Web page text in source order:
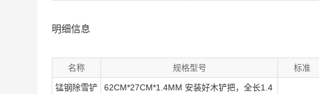
明细信息
名称 规格型号 标准
锰钢除雪铲 62CM*27CM*1.4MM 安装好木铲把，全长1.4